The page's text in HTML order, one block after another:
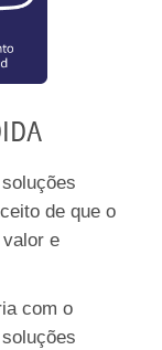
de que o
e
com o